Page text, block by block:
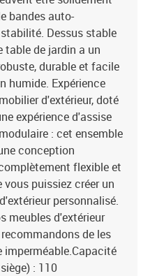
bandes auto-
Dessus stable
de jardin a un
durable et facile
humide. Expérience
d'extérieur, doté
expérience d'assise
: cet ensemble
conception
flexible et
puissiez créer un
personnalisé.
meubles d'extérieur
de les
imperméable.Capacité
: 110